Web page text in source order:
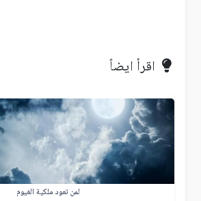
اقرأ ايضاً
لمن تعود ملكية الغيوم